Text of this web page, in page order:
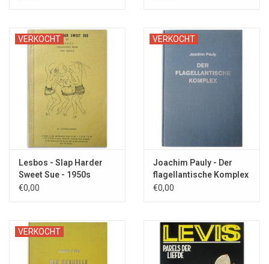
VERKOCHT
Lesbos - Slap Harder
Sweet Sue - 1950s
€0,00
VERKOCHT
Joachim Pauly - Der
flagellantische Komplex
- 1965
€0,00
VERKOCHT